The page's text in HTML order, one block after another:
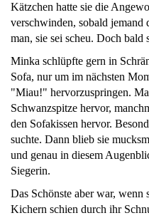
Kätzchen hatte sie die
verschwinden, sobald jemand
man, sie sei scheu. Doch bald
Minka schlüpfte gern in
Sofa, nur um im nächsten
"Miau!" hervorzuspringen.
Schwanzspitze hervor,
den Sofakissen hervor.
suchte. Dann blieb sie
und genau in diesem
Siegerin.
Das Schönste aber war,
Kichern schien durch ihr